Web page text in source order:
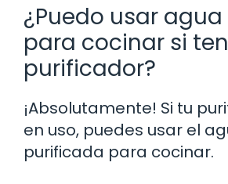
¿Puedo usar
para cocinar si
purificador?
¡Absolutamente! Si tu
en uso, puedes usar el
purificada para cocinar.